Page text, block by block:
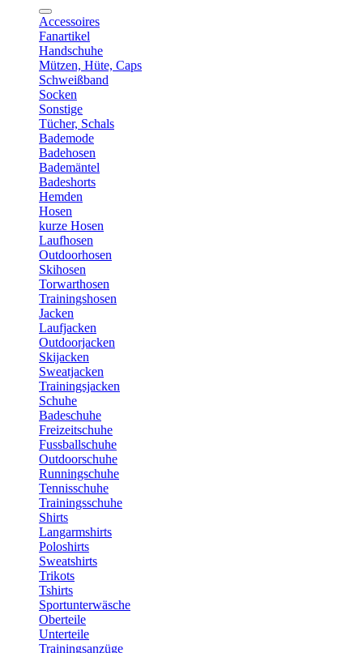
Accessoires
Fanartikel
Handschuhe
Mützen, Hüte, Caps
Schweißband
Socken
Sonstige
Tücher, Schals
Bademode
Badehosen
Bademäntel
Badeshorts
Hemden
Hosen
kurze Hosen
Laufhosen
Outdoorhosen
Skihosen
Torwarthosen
Trainingshosen
Jacken
Laufjacken
Outdoorjacken
Skijacken
Sweatjacken
Trainingsjacken
Schuhe
Badeschuhe
Freizeitschuhe
Fussballschuhe
Outdoorschuhe
Runningschuhe
Tennisschuhe
Trainingsschuhe
Shirts
Langarmshirts
Poloshirts
Sweatshirts
Trikots
Tshirts
Sportunterwäsche
Oberteile
Unterteile
Trainingsanzüge